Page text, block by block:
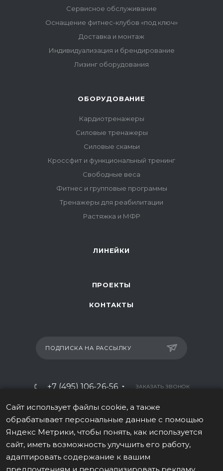
Сервисное обслуживание
Оснащение фитнес-клубов «под ключ»
Доставка и монтаж
Индивидуализация и брендирование
Лизинг оборудования
ОБОРУДОВАНИЕ
Кардиотренажеры
Силовые тренажеры
Силовые скамьи
Кроссфит и функциональный тренинг
Свободные веса
Фитнес и групповые программы
Тренажеры для реабилитации
Растяжка и МФР
ЛИНЕЙКИ
ПРОЕКТЫ
КОНТАКТЫ
ПОДПИСКА НА РАССЫЛКУ
+7 (495) 106-26-56 ЗАКАЗАТЬ ЗВОНОК
info@italy-sport.ru
Москва, ул. Мосфильмовская 42с1
Сайт использует файлы cookie, а также
обрабатывает персональные данные с помощью
Яндекс Метрики, чтобы понять, как используется
сайт, иметь возможность улучшить его работу,
адаптировать содержание к вашим